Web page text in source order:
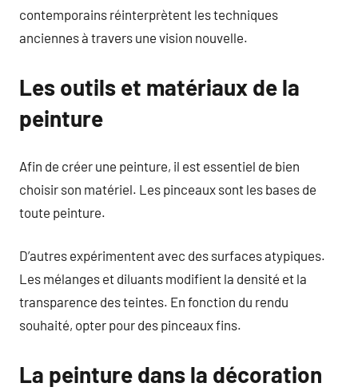
contemporains réinterprètent les techniques
anciennes à travers une vision nouvelle.
Les outils et matériaux de la
peinture
Afin de créer une peinture, il est essentiel de bien
choisir son matériel. Les pinceaux sont les bases de
toute peinture.
D’autres expérimentent avec des surfaces atypiques.
Les mélanges et diluants modifient la densité et la
transparence des teintes. En fonction du rendu
souhaité, opter pour des pinceaux fins.
La peinture dans la décoration